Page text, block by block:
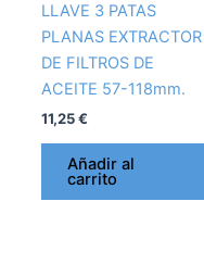
LLAVE 3 PATAS
PLANAS EXTRACTOR
DE FILTROS DE
ACEITE 57-118mm.
11,25€
Añadir al
carrito